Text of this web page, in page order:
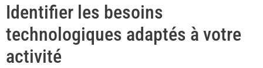
Identifier les besoins
technologiques adaptés à votre
activité